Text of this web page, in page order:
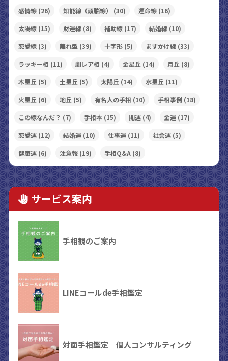
感情線(26) 知能線（頭脳線） (30) 運命線(16)
太陽線(15) 財運線(8) 補助線(17) 結婚線(10)
恋愛線(3) 離れ型 (39) 十字形(5) ますかけ線(33)
ラッキー相 (11) 劇レア相 (4) 金星丘 (14) 月丘 (8)
木星丘 (5) 土星丘 (5) 太陽丘 (14) 水星丘 (11)
火星丘 (6) 地丘 (5) 有名人の手相 (10) 手相事例(18)
この線なんだ？ (7) 手相本 (15) 開運(4) 金運(17)
恋愛運(12) 結婚運(10) 仕事運(11) 社会運(5)
健康運(6) 注意報(19) 手相Q&A(8)
サービス案内
手相観のご案内
LINEコールde手相鑑定
対面手相鑑定｜個人コンサルティング